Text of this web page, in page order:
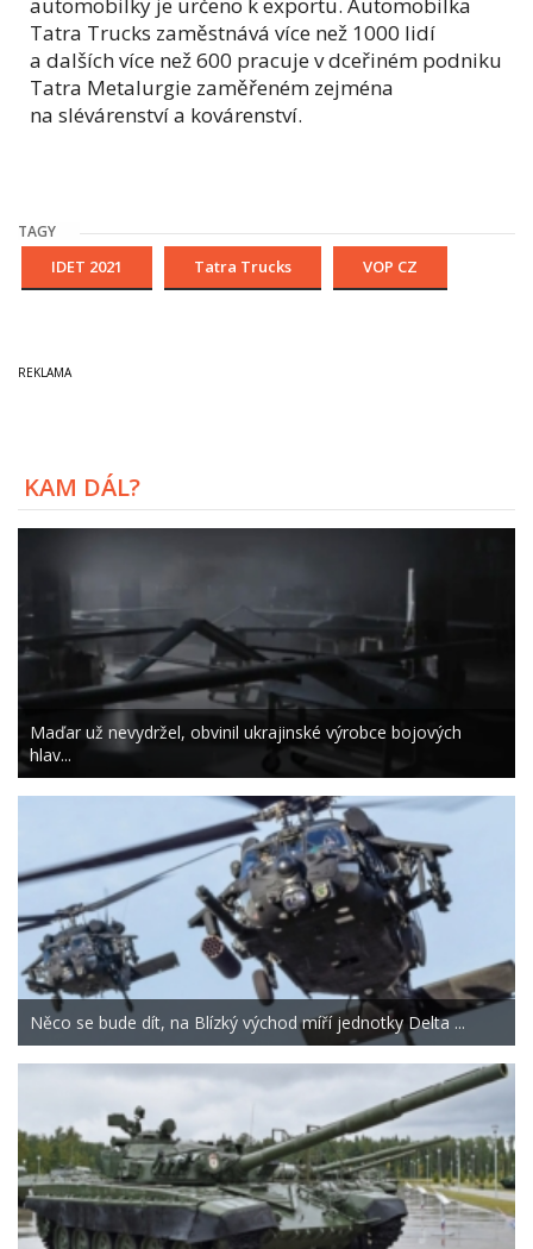
Tatra Trucks zaměstnává více než 1000 lidí
a dalších více než 600 pracuje v dceřiném podniku
Tatra Metalurgie zaměřeném zejména
na slévárenství a kovárenství.
TAGY
IDET 2021 Tatra Trucks VOP CZ
KAM DÁL?
Maďar už nevydržel, obvinil ukrajinské výrobce bojových
hlav...
Něco se bude dít, na Blízký východ míří jednotky Delta ...